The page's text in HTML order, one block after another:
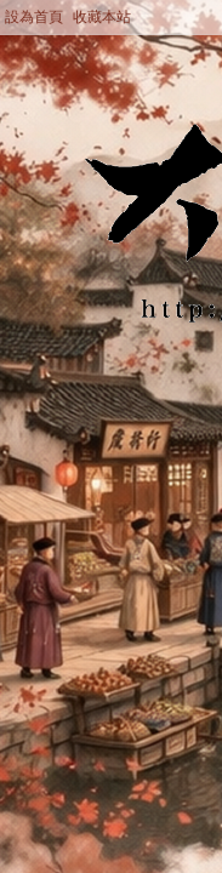
設為首頁 收藏本站